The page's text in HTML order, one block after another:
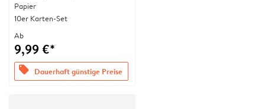
Papier
10er Karten-Set
Ab
9,99 €*
offers Dauerhaft günstige Preise